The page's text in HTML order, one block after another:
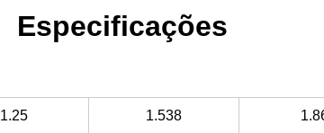
Especificações
1.25 1.538